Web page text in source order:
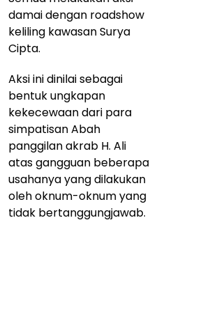
damai dengan roadshow
keliling kawasan Surya
Cipta.
Aksi ini dinilai sebagai
bentuk ungkapan
kekecewaan dari para
simpatisan Abah
panggilan akrab H. Ali
atas gangguan beberapa
usahanya yang dilakukan
oleh oknum-oknum yang
tidak bertanggungjawab.